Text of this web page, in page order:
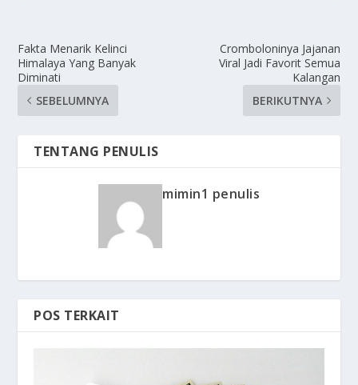
Fakta Menarik Kelinci
Himalaya Yang Banyak
Diminati
SEBELUMNYA
Cromboloninya Jajanan
Viral Jadi Favorit Semua
Kalangan
BERIKUTNYA
TENTANG PENULIS
mimin1 penulis
POS TERKAIT